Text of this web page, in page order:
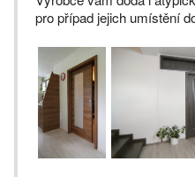
pro případ jejich umístění